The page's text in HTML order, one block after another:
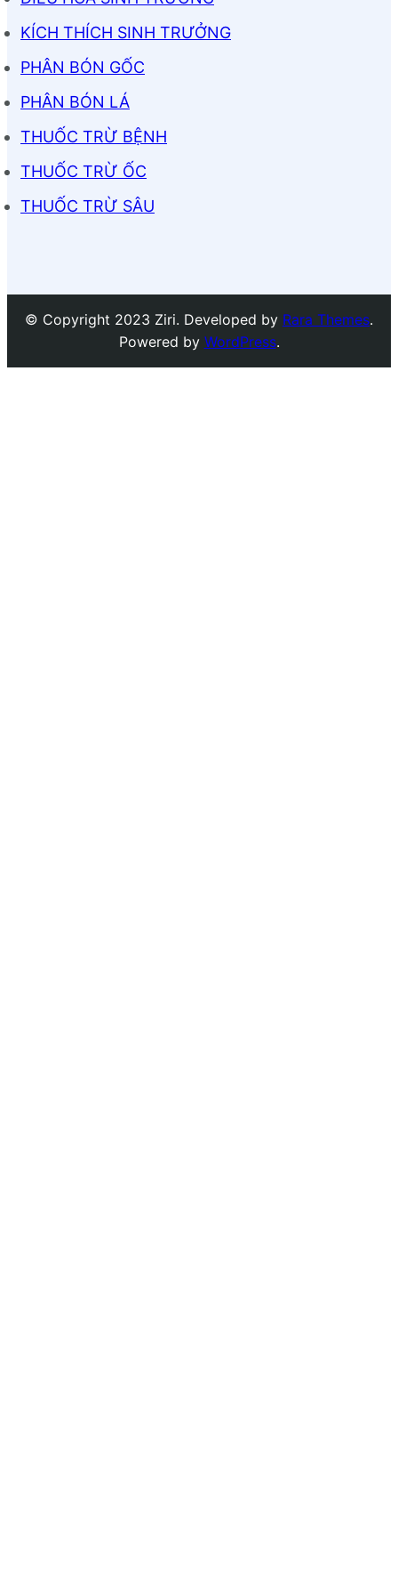
KÍCH THÍCH SINH TRƯỞNG
PHÂN BÓN GỐC
PHÂN BÓN LÁ
THUỐC TRỪ BỆNH
THUỐC TRỪ ỐC
THUỐC TRỪ SÂU
© Copyright 2023 Ziri. Developed by Rara Themes.
Powered by WordPress.